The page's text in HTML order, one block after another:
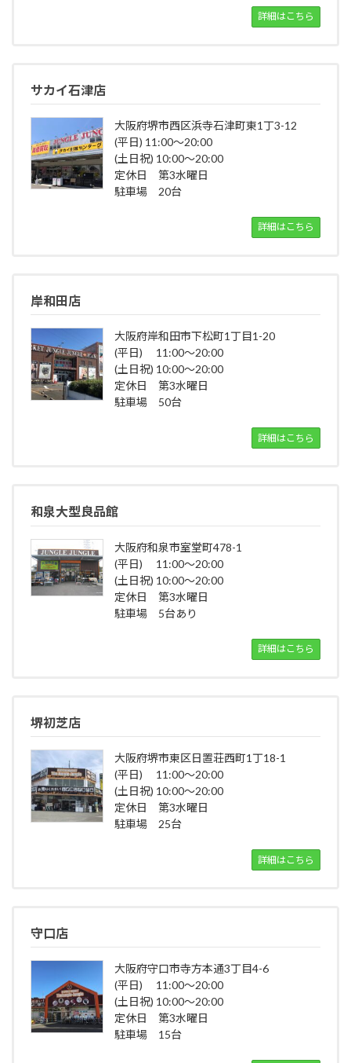
詳細はこちら
サカイ石津店
大阪府堺市西区浜寺石津町東1丁3-12
(平日) 11:00～20:00
(土日祝) 10:00～20:00
定休日 第3水曜日
駐車場 20台
詳細はこちら
岸和田店
大阪府岸和田市下松町1丁目1-20
(平日) 11:00～20:00
(土日祝) 10:00～20:00
定休日 第3水曜日
駐車場 50台
詳細はこちら
和泉大型良品館
大阪府和泉市室堂町478-1
(平日) 11:00～20:00
(土日祝) 10:00～20:00
定休日 第3水曜日
駐車場 5台あり
詳細はこちら
堺初芝店
大阪府堺市東区日置荘西町1丁18-1
(平日) 11:00～20:00
(土日祝) 10:00～20:00
定休日 第3水曜日
駐車場 25台
詳細はこちら
守口店
大阪府守口市寺方本通3丁目4-6
(平日) 11:00～20:00
(土日祝) 10:00～20:00
定休日 第3水曜日
駐車場 15台